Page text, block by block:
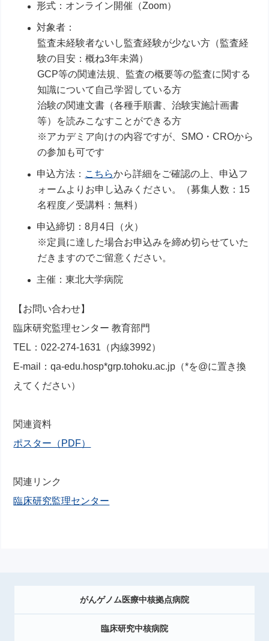
形式：オンライン開催（Zoom）
対象者：
監査未経験者ないし監査経験が少ない方（監査経
験の目安：概ね3年未満）
GCP等の関連法規、監査の概要等の監査に関する
知識について自己学習している方
治験の関連文書（各種手順書、治験実施計画書
等）を読みこなすことができる方
※アカデミア向けの内容ですが、SMO・CROから
の参加も可です
申込方法： こちらから詳細をご確認の上、申込フ
ォームよりお申し込みください。（募集人数：15
名程度／受講料：無料）
申込締切：8月4日（火）
※定員に達した場合お申込みを締め切らせていた
だきますのでご留意ください。
主催：東北大学病院
【お問い合わせ】
臨床研究監理センター 教育部門
TEL ：022-274-1631（内線3992）
E-mail：qa-edu.hosp*grp.tohoku.ac.jp （*を@に置き換
えてください）
関連資料
ポスター（PDF）
関連リンク
臨床研究監理センター
がんゲノム医療中核拠点病院
臨床研究中核病院